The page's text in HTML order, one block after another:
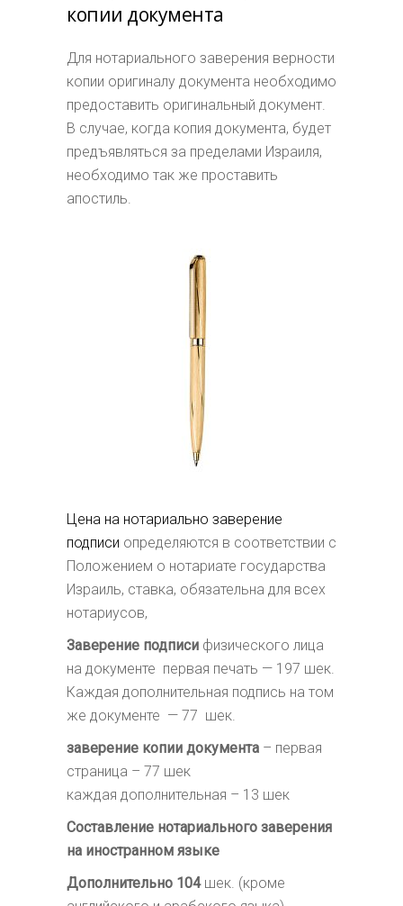
копии документа
Для нотариального заверения верности
копии оригиналу документа необходимо
предоставить оригинальный документ.
В случае, когда копия документа, будет
предъявляться за пределами Израиля,
необходимо так же проставить
апостиль.
Цена на нотариально заверение
подписи определяются в соответствии с
Положением о нотариате государства
Израиль, ставка, обязательна для всех
нотариусов,
Заверение подписи физического лица
на документе первая печать — 197 шек.
Каждая дополнительная подпись на том
же документе — 77 шек.
заверение копии документа – первая
страница – 77 шек
каждая дополнительная – 13 шек
Составление нотариального заверения
на иностранном языке
Дополнительно 104шек. (кроме